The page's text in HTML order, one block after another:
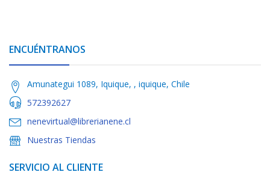
ENCUÉNTRANOS
Amunategui 1089, Iquique, , iquique, Chile
572392627
nenevirtual@librerianene.cl
Nuestras Tiendas
SERVICIO AL CLIENTE